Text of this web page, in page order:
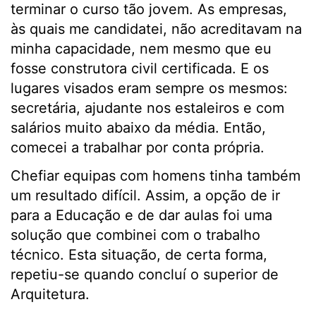
terminar o curso tão jovem. As empresas,
às quais me candidatei, não acreditavam na
minha capacidade, nem mesmo que eu
fosse construtora civil certificada. E os
lugares visados eram sempre os mesmos:
secretária, ajudante nos estaleiros e com
salários muito abaixo da média. Então,
comecei a trabalhar por conta própria.
Chefiar equipas com homens tinha também
um resultado difícil. Assim, a opção de ir
para a Educação e de dar aulas foi uma
solução que combinei com o trabalho
técnico. Esta situação, de certa forma,
repetiu-se quando concluí o superior de
Arquitetura.